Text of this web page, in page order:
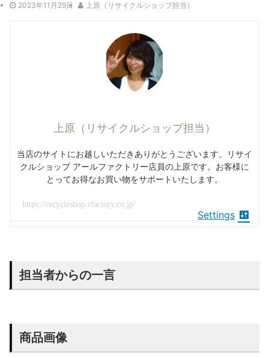
2023年11月29日 上原（リサイクルショップ担当）
上原（リサイクルショップ担当）
当店のサイトにお越しいただきありがとうございます。リサイ
クルショップ アールファクトリー店員の上原です。お客様に
とってお得なお買い物をサポートいたします。
https://recycleshop.rfactory.co.jp/
Settings
担当者からの一言
商品画像